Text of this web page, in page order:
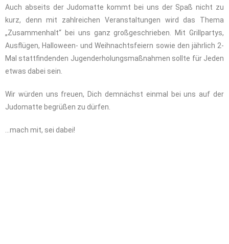
Auch abseits der Judomatte kommt bei uns der Spaß nicht zu
kurz, denn mit zahlreichen Veranstaltungen wird das Thema
„Zusammenhalt“ bei uns ganz großgeschrieben. Mit Grillpartys,
Ausflügen, Halloween- und Weihnachtsfeiern sowie den jährlich 2-
Mal stattfindenden Jugenderholungsmaßnahmen sollte für Jeden
etwas dabei sein.
Wir würden uns freuen, Dich demnächst einmal bei uns auf der
Judomatte begrüßen zu dürfen.
…mach mit, sei dabei!